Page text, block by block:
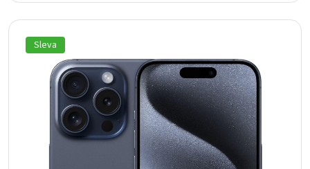
byla:
27
090 Kč.
je:
17
247 Kč.
Sleva